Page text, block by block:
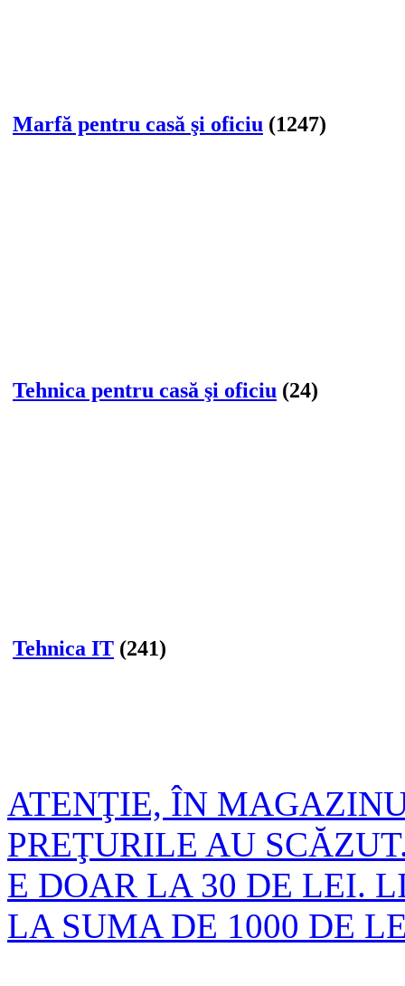
Marfă pentru casă şi oficiu (1247)
Tehnica pentru casă şi oficiu (24)
Tehnica IT (241)
ATENŢIE, ÎN
PREŢURILE AU
E DOAR LA 30 DE LEI.
LA SUMA DE 1000 DE